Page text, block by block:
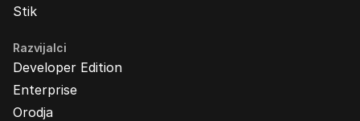
Stik
Razvijalci
Developer Edition
Enterprise
Orodja